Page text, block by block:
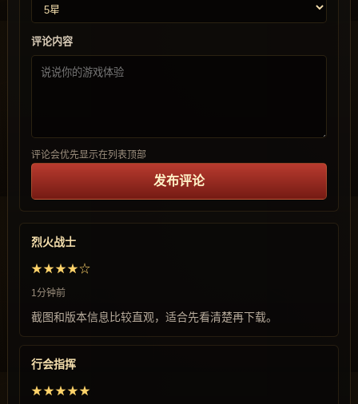
评论内容
评论会优先显示在列表顶部
发布评论
烈火战士
★★★★☆
1分钟前
截图和版本信息比较直观，适合先看清楚再下载。
行会指挥
★★★★★